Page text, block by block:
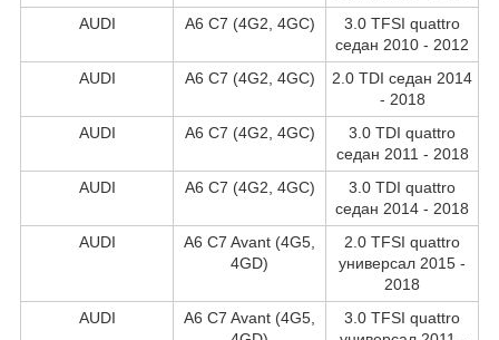
AUDI
A6 C7 (4G2, 4GC)
3.0 TFSI quattro
седан 2010 - 2012
AUDI
A6 C7 (4G2, 4GC)
2.0 TDI седан 2014
- 2018
AUDI
A6 C7 (4G2, 4GC)
3.0 TDI quattro
седан 2011 - 2018
AUDI
A6 C7 (4G2, 4GC)
3.0 TDI quattro
седан 2014 - 2018
AUDI
A6 C7 Avant (4G5,
4GD)
2.0 TFSI quattro
универсал 2015 -
2018
AUDI
A6 C7 Avant (4G5,
3.0 TFSI quattro